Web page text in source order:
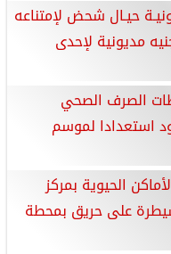
حيـال شحض لإمتناعه
جنيه مديونية لإحدى
الصرف الصحي
استعدادا لموسم
الحيوية بمركز
على حريق بمحطة